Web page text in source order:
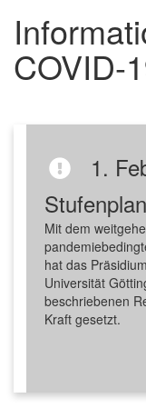
COVID-
1.
Mit dem
hat das
Universität
beschriebenen
Kraft gesetzt.